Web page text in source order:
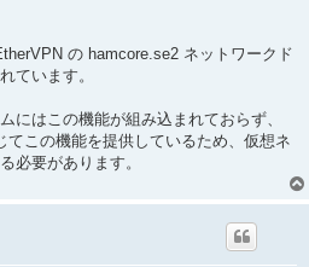
の hamcore.se2 ネットワークド
ています。
にはこの機能が組み込まれておらず、
この機能を提供しているため、仮想ネ
必要があります。